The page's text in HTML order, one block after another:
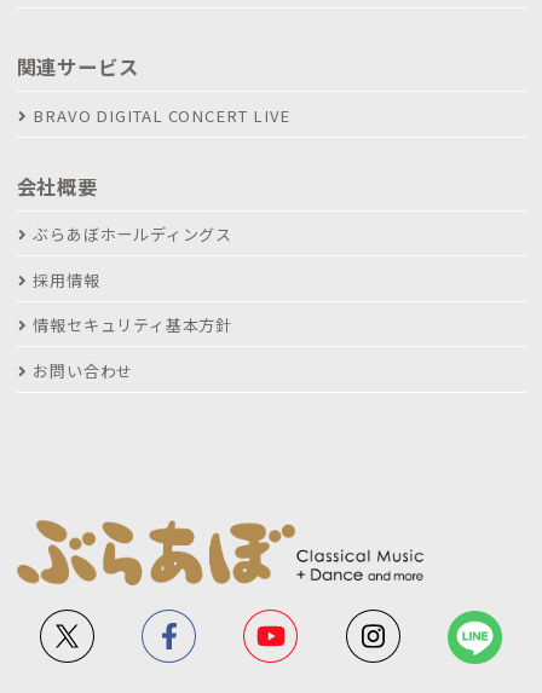
関連サービス
BRAVO DIGITAL CONCERT LIVE
会社概要
ぶらあぼホールディングス
採用情報
情報セキュリティ基本方針
お問い合わせ